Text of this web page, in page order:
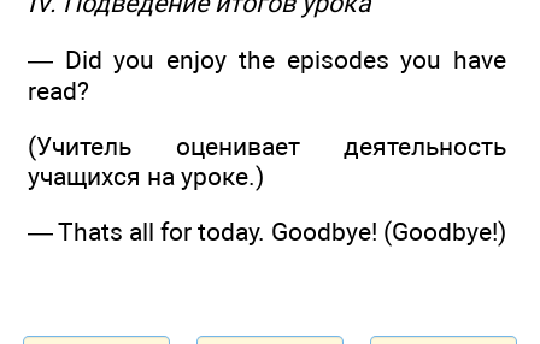
— Did you enjoy the episodes you have
read?
(Учитель оценивает деятельность
учащихся на уроке.)
— Thats all for today. Goodbye! (Goodbye!)